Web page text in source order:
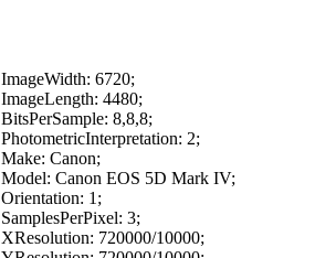
ImageWidth: 6720;
ImageLength: 4480;
BitsPerSample: 8,8,8;
PhotometricInterpretation: 2;
Make: Canon;
Model: Canon EOS 5D Mark IV;
Orientation: 1 ;
SamplesPerPixel: 3;
XResolution: 720000/10000;